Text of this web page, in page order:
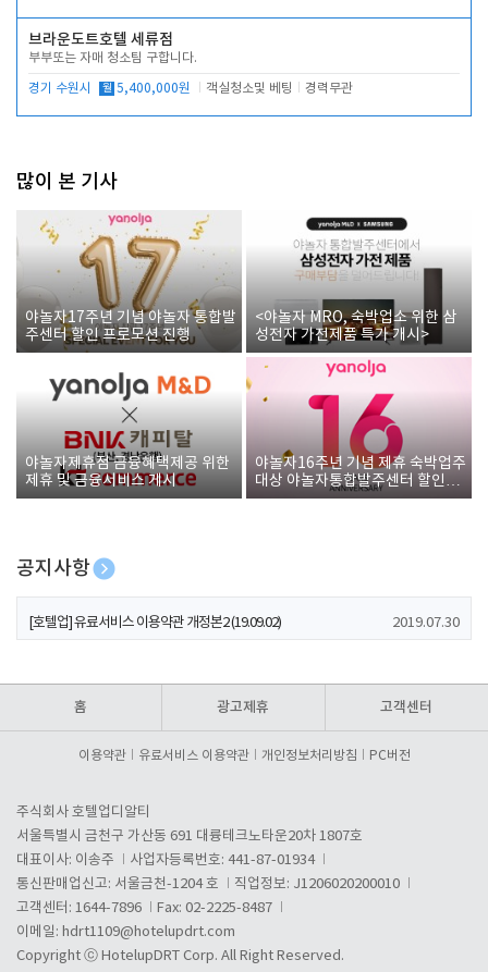
브라운도트호텔 세류점
부부또는 자매 청소팀 구합니다.
경기 수원시 월 5,400,000원 객실청소및 베팅 경력무관
많이 본 기사
야놀자17주년 기념 야놀자 통합발
주센터 할인 프로모션 진행
<야놀자 MRO, 숙박업소 위한 삼
성전자 가전제품 특가 개시>
야놀자제휴점 금융혜택제공 위한
제휴 및 금융서비스 게시
야놀자16주년 기념 제휴 숙박업주
대상 야놀자통합발주센터 할인쿠
폰 증정
공지사항
[호텔업] 개인정보 처리방침 개정본1 (19.09.02)
[호텔업] 유료서비스 이용약관 개정본2 (19.09.02) 2019.07.30
홈 광고제휴 고객센터
이용약관 유료서비스 이용약관 개인정보처리방침 PC버전
주식회사 호텔업디알티
서울특별시 금천구 가산동 691 대륭테크노타운20차 1807호
대표이사: 이송주
사업자등록번호: 441-87-01934
통신판매업신고: 서울금천-1204 호
직업정보: J1206020200010
고객센터: 1644-7896
Fax: 02-2225-8487
이메일: hdrt1109@hotelupdrt.com
Copyright ⓒ HotelupDRT Corp. All Right Reserved.